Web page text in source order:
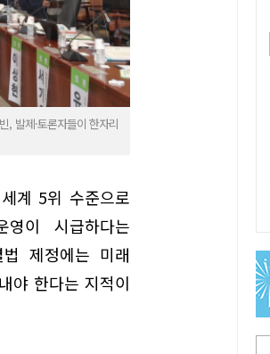
, 발제·토론자들이 한자리
계 5위 수준으로
이 시급하다는
제정에는 미래
야 한다는 지적이